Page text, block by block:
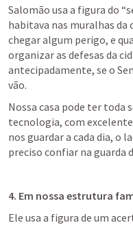
Salomão usa a figura do
habitava nas muralhas da
chegar algum perigo, e
organizar as defesas da
antecipadamente, se o
vão.
Nossa casa pode ter toda
tecnologia, com
nos guardar a cada dia, o
preciso confiar na guarda
4. Em nossa estrutura
Ele usa a figura de um